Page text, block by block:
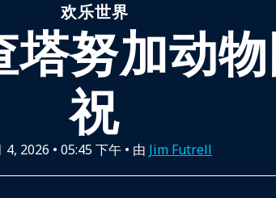
欢乐世界
塔努加动
祝
4, 2026 • 05:45 下午 • 由 Jim Futrell